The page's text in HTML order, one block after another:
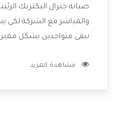
صيانة جنرال اليكتريك
والمباشر مع الشركة لكى
نبقى متواجدين بشكل
الشركة بها والتى تكون
مشاهدة المزيد